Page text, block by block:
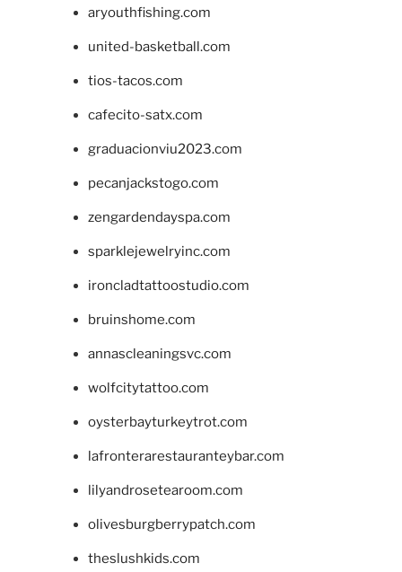
aryouthfishing.com
united-basketball.com
tios-tacos.com
cafecito-satx.com
graduacionviu2023.com
pecanjackstogo.com
zengardendayspa.com
sparklejewelryinc.com
ironcladtattoostudio.com
bruinshome.com
annascleaningsvc.com
wolfcitytattoo.com
oysterbayturkeytrot.com
lafronterarestauranteybar.com
lilyandrosetearoom.com
olivesburgberrypatch.com
theslushkids.com